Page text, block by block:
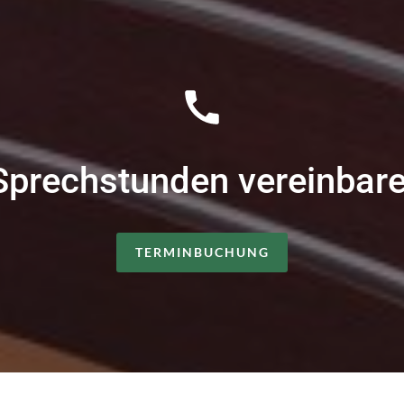
TERMINBUCHUNG